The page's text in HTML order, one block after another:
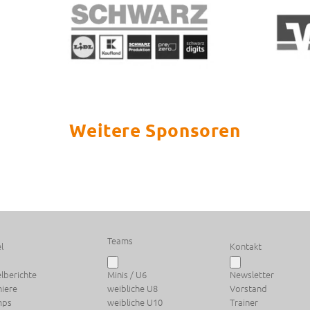
Weitere Sponsoren
Teams
Minis / U6
weibliche U8
weibliche U10
Kontakt
Newsletter
Vorstand
Trainer